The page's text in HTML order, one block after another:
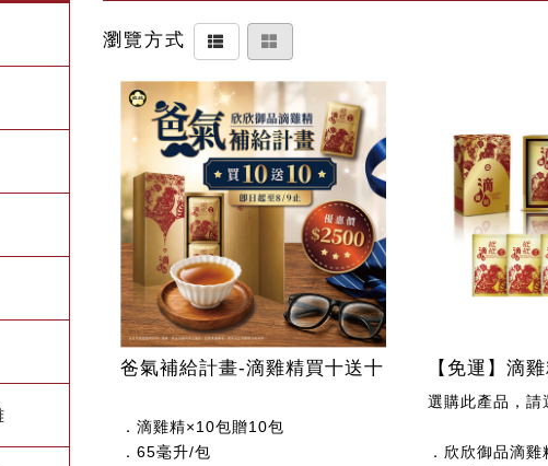
瀏覽方式
爸氣補給計畫-滴雞精買十送十
．滴雞精×10包贈10包
．65毫升/包
【免運】滴
選購此產品，請
．欣欣御品滴